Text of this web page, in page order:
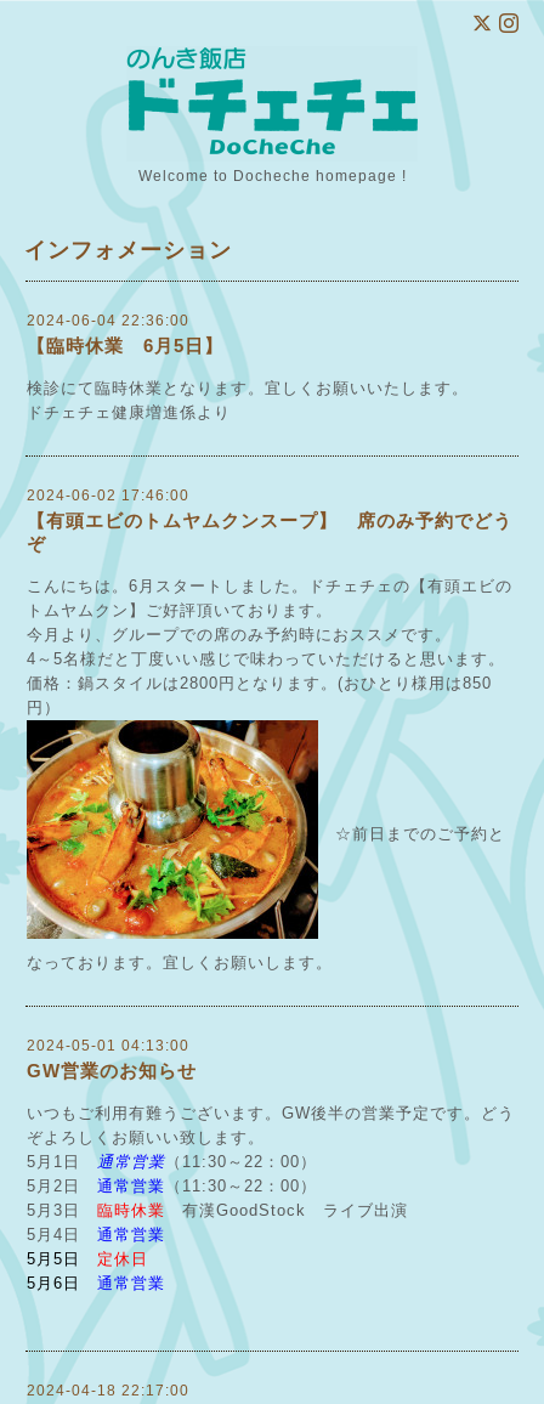
Welcome to Docheche homepage !
インフォメーション
2024-06-04 22:36:00
【臨時休業 6月5日】
検診にて臨時休業となります。宜しくお願いいたします。
ドチェチェ健康増進係より
2024-06-02 17:46:00
【有頭エビのトムヤムクンスープ】 席のみ予約でどう
ぞ
こんにちは。6月スタートしました。ドチェチェの【有頭エビの
トムヤムクン】ご好評頂いております。
今月より、グループでの席のみ予約時におススメです。
4～5名様だと丁度いい感じで味わっていただけると思います。
価格：鍋スタイルは2800円となります。(おひとり様用は850
円）
☆前日までのご予約と
なっております。宜しくお願いします。
2024-05-01 04:13:00
GW営業のお知らせ
いつもご利用有難うございます。GW後半の営業予定です。どう
ぞよろしくお願いい致します。
5月1日通常営業 （11:30～22：00）
5月2日 通常営業 （11:30～22：00）
5月3日 臨時休業有漢GoodStock ライブ出演
5月4日 通常営業
5月5日 定休日
5月6日 通常営業
2024-04-18 22:17:00